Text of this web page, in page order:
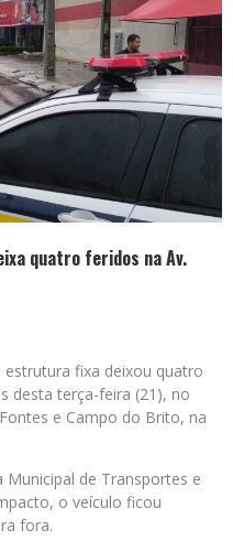
quatro feridos na Av.
fixa deixou quatro
desta terça-feira (21), no
e Campo do Brito, na
Municipal de Transportes e
o veículo ficou
fora.